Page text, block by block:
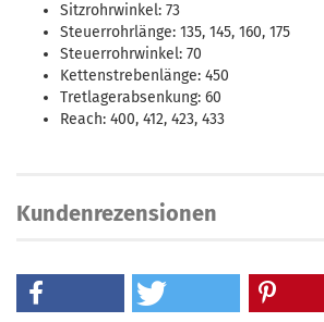
Sitzrohrwinkel: 73
Steuerrohrlänge: 135, 145, 160, 175
Steuerrohrwinkel: 70
Kettenstrebenlänge: 450
Tretlagerabsenkung: 60
Reach: 400, 412, 423, 433
Kundenrezensionen